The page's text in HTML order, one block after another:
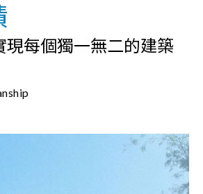
現每個獨一無二的建築